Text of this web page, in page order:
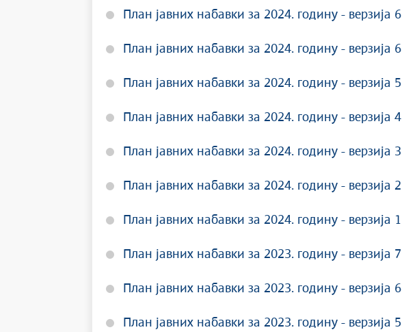
План јавних набавки за 2024. годину - верзија 6
План јавних набавки за 2024. годину - верзија 6
План јавних набавки за 2024. годину - верзија 5
План јавних набавки за 2024. годину - верзија 4
План јавних набавки за 2024. годину - верзија 3
План јавних набавки за 2024. годину - верзија 2
План јавних набавки за 2024. годину - верзија 1
План јавних набавки за 2023. годину - верзија 7
План јавних набавки за 2023. годину - верзија 6
План јавних набавки за 2023. годину - верзија 5